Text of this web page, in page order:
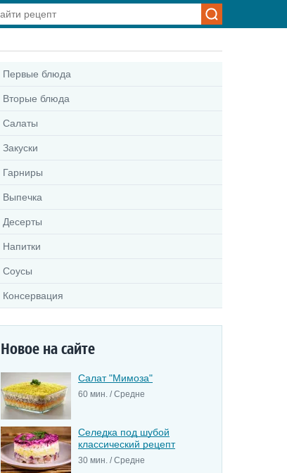
Первые блюда
Вторые блюда
Салаты
Закуски
Гарниры
Выпечка
Десерты
Напитки
Соусы
Консервация
Новое на сайте
Салат "Мимоза"
60 мин. / Средне
Селедка под шубой
классический рецепт
30 мин. / Средне